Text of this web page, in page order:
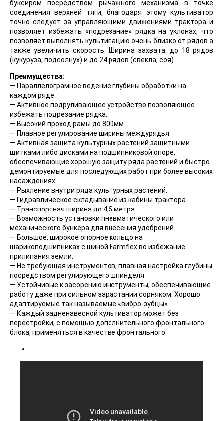
буксиром посредством рычажного механизма в точке
соединения верхней тяги, благодаря этому культиватор
точно следует за управляющими движениями трактора и
позволяет избежать «подрезание» рядка на уклонах, что
позволяет выполнять культивацию очень близко от рядов а
также увеличить скорость. Ширина захвата: до 18 рядов
(кукуруза, подсолнух) и до 24 рядов (свекла, соя)
Преимущества:
— Параллелограмное ведение глубины обработки на
каждом ряде.
— Активное подруливающее устройство позволяющее
избежать подрезание рядка.
— Высокий проход рамы до 800мм.
— Плавное регулирование ширины междурядья.
— Активная защита культурных растений защитными
щитками либо дисками на подшипниковой опоре,
обеспечивающие хорошую защиту ряда растений и быстро
демонтируемые для последующих работ при более высоких
насаждениях.
— Рыхление внутри ряда культурных растений.
— Гидравлическое складывание из кабины трактора.
— Транспортная ширина до 4,5 метра.
— Возможность установки пневматического или
механического бункера для внесения удобрений.
— Большое, широкое опорное кольцо на
шарикоподшипниках с шиной Farmflex во избежание
прилипания земли.
— Не требующая инструментов, плавная настройка глубины
посредством регулирующего шпинделя.
— Устойчивые к засорению инструменты, обеспечивающие
работу даже при сильном зарастании сорняком. Хорошо
адаптируемые так называемые «вибро-зубцы».
— Каждый задненавесной культиватор может без
перестройки, с помощью дополнительного фронтального
блока, применяться в качестве фронтального.